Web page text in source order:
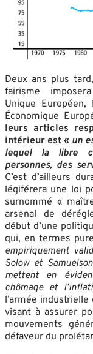
Deux ans plus
fairisme
Unique
Économique
leurs articles
intérieur est « un
lequel la libre
personnes, des
C’est d’ailleurs
légiférera une loi
surnommé «
arsenal de
début d’une
qui, en termes
empiriquement
Solow et
mettent en
chômage et
l’armée
visant à assurer
mouvements
défaveur du